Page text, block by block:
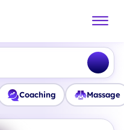
Coaching Massage